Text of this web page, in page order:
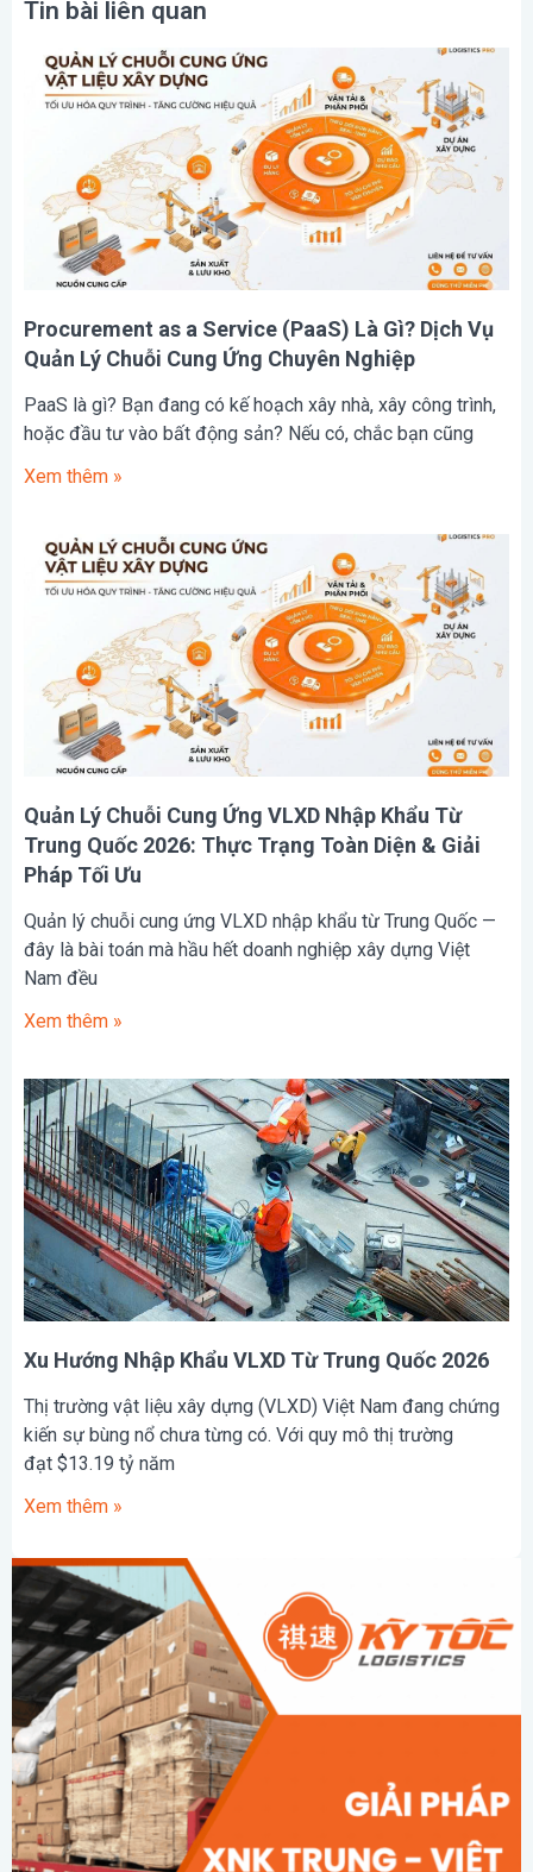
Tin bài liên quan
Procurement as a Service (PaaS) Là Gì? Dịch Vụ
Quản Lý Chuỗi Cung Ứng Chuyên Nghiệp
PaaS là gì? Bạn đang có kế hoạch xây nhà, xây công trình,
hoặc đầu tư vào bất động sản? Nếu có, chắc bạn cũng
Xem thêm »
Quản Lý Chuỗi Cung Ứng VLXD Nhập Khẩu Từ
Trung Quốc 2026: Thực Trạng Toàn Diện & Giải
Pháp Tối Ưu
Quản lý chuỗi cung ứng VLXD nhập khẩu từ Trung Quốc —
đây là bài toán mà hầu hết doanh nghiệp xây dựng Việt
Nam đều
Xem thêm »
Xu Hướng Nhập Khẩu VLXD Từ Trung Quốc 2026
Thị trường vật liệu xây dựng (VLXD) Việt Nam đang chứng
kiến sự bùng nổ chưa từng có. Với quy mô thị trường
đạt $13.19 tỷ năm
Xem thêm »